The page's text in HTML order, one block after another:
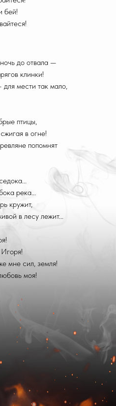
бей!
до отвала —
клинки!
для мести так мало,
птицы,
в огне!
попомнят
река...
кружит,
в лесу лежит...
мне сил, земля!
моя!